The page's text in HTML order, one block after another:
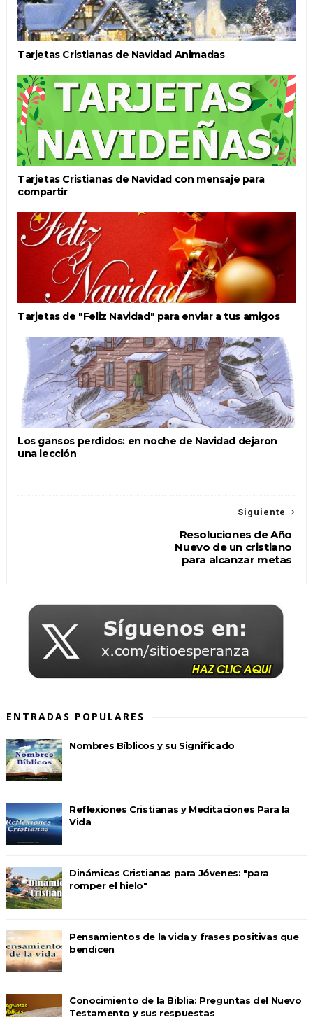
Tarjetas Cristianas de Navidad Animadas
Tarjetas Cristianas de Navidad con mensaje para
compartir
Tarjetas de "Feliz Navidad" para enviar a tus amigos
Los gansos perdidos: en noche de Navidad dejaron
una lección
Siguiente
Resoluciones de Año
Nuevo de un cristiano
para alcanzar metas
ENTRADAS POPULARES
Nombres Bíblicos y su Significado
Reflexiones Cristianas y Meditaciones Para la
Vida
Dinámicas Cristianas para Jóvenes: "para
romper el hielo"
Pensamientos de la vida y frases positivas que
bendicen
Conocimiento de la Biblia: Preguntas del Nuevo
Testamento y sus respuestas